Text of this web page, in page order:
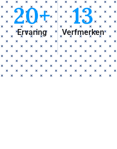
Ervaring
20+
Verfmerken
13